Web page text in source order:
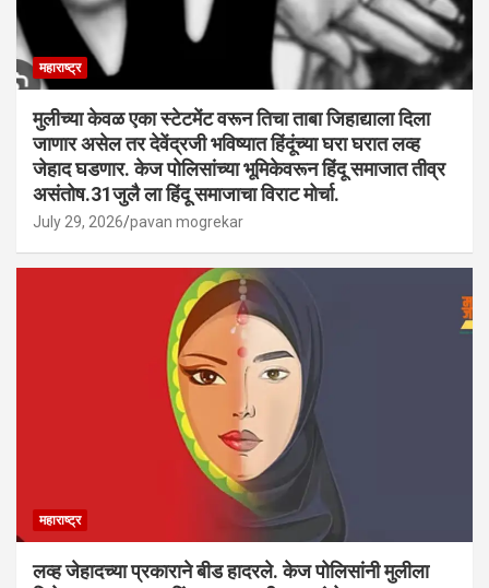
महाराष्ट्र
मुलीच्या केवळ एका स्टेटमेंट वरून तिचा ताबा जिहाद्याला दिला
जाणार असेल तर देवेंद्रजी भविष्यात हिंदूंच्या घरा घरात लव्ह
जेहाद घडणार. केज पोलिसांच्या भूमिकेवरून हिंदू समाजात तीव्र
असंतोष.31जुलै ला हिंदू समाजाचा विराट मोर्चा.
July 29, 2026 pavan mogrekar
महाराष्ट्र
लव्ह जेहादच्या प्रकाराने बीड हादरले. केज पोलिसांनी मुलीला